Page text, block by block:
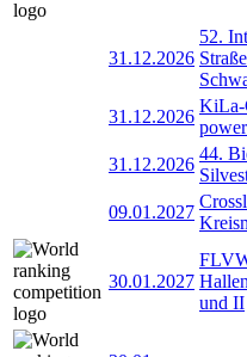
31.12.2026
52.
31.12.2026
KiLa-
31.12.2026
44.
09.01.2027
30.01.2027
und II